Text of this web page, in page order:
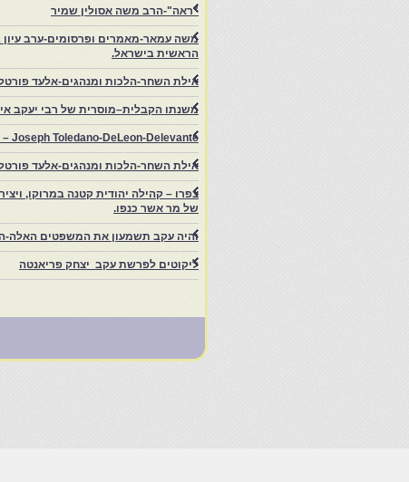
"ראה"-הרב משה אסולין שמיר
משה עמאר-מאמרים ופרסומים-ערב עיון
הראשית בישראל.
אילת השחר-הלכות ומנהגים-אלעד
משנתו הקבלית–מוסרית של רבי יעקב
Joseph Toledano-DeLeon-Delevante.
אילת השחר-הלכות ומנהגים-אלעד
של מר אשר כנפו.
והיה עקב תשמעון את המשפטים האלה-
ליקוטים לפרשת עקב יצחק פריאנטה